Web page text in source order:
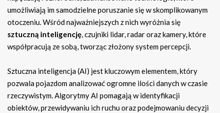
umożliwiają im samodzielne poruszanie się w skomplikowanym
otoczeniu. Wśród najważniejszych z nich wyróżnia się
sztuczną inteligencję, czujniki lidar, radar oraz kamery, które
współpracują ze sobą, tworząc złożony system percepcji.
Sztuczna inteligencja (AI) jest kluczowym elementem, który
pozwala pojazdom analizować ogromne ilości danych w czasie
rzeczywistym. Algorytmy AI pomagają w identyfikacji
obiektów, przewidywaniu ich ruchu oraz podejmowaniu decyzji